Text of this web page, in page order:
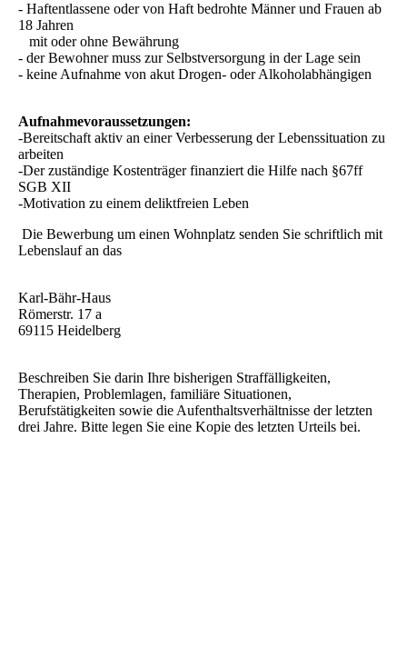
- Haftentlassene oder von Haft bedrohte Männer und Frauen ab
18 Jahren
mit oder ohne Bewährung
- der Bewohner muss zur Selbstversorgung in der Lage sein
- keine Aufnahme von akut Drogen- oder Alkoholabhängigen
Aufnahmevoraussetzungen:
-Bereitschaft aktiv an einer Verbesserung der Lebenssituation zu
arbeiten
-Der zuständige Kostenträger finanziert die Hilfe nach §67ff
SGB XII
-Motivation zu einem deliktfreien Leben
Die Bewerbung um einen Wohnplatz senden Sie schriftlich mit
Lebenslauf an das
Karl-Bähr-Haus
Römerstr. 17 a
69115 Heidelberg
Beschreiben Sie darin Ihre bisherigen Straffälligkeiten,
Therapien, Problemlagen, familiäre Situationen,
Berufstätigkeiten sowie die Aufenthaltsverhältnisse der letzten
drei Jahre. Bitte legen Sie eine Kopie des letzten Urteils bei.